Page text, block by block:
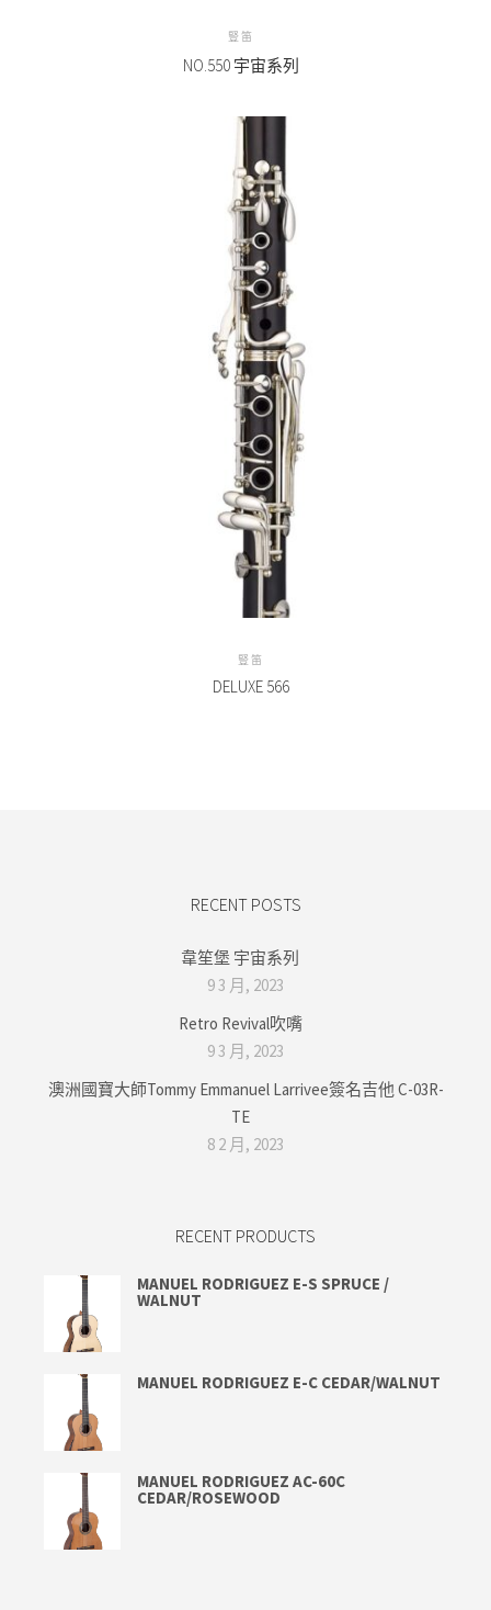
豎笛
NO.550 宇宙系列
豎笛
DELUXE 566
RECENT POSTS
韋笙堡 宇宙系列
9 3 月, 2023
Retro Revival吹嘴
9 3 月, 2023
澳洲國寶大師Tommy Emmanuel Larrivee簽名吉他 C-03R-
TE
8 2 月, 2023
RECENT PRODUCTS
MANUEL RODRIGUEZ E-S SPRUCE /
WALNUT
MANUEL RODRIGUEZ E-C CEDAR/WALNUT
MANUEL RODRIGUEZ AC-60C
CEDAR/ROSEWOOD